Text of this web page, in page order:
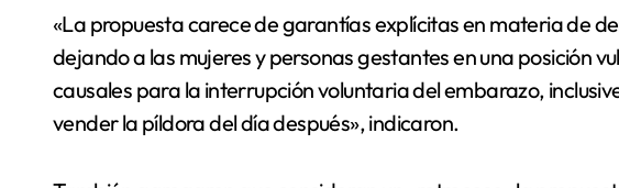
«La propuesta carece de garantías explícitas en materia de
dejando a las mujeres y personas gestantes en una posición
causales para la interrupción voluntaria del embarazo,
vender la píldora del día después», indicaron.